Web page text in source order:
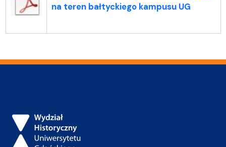
na teren bałtyckiego kampusu UG